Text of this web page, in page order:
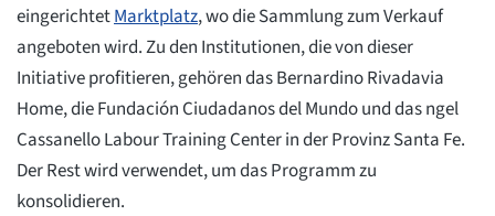
eingerichtetMarktplatz, wo die Sammlung zum Verkauf
angeboten wird. Zu den Institutionen, die von dieser
Initiative profitieren, gehören das Bernardino Rivadavia
Home, die Fundación Ciudadanos del Mundo und das ngel
Cassanello Labour Training Center in der Provinz Santa Fe.
Der Rest wird verwendet, um das Programm zu
konsolidieren.